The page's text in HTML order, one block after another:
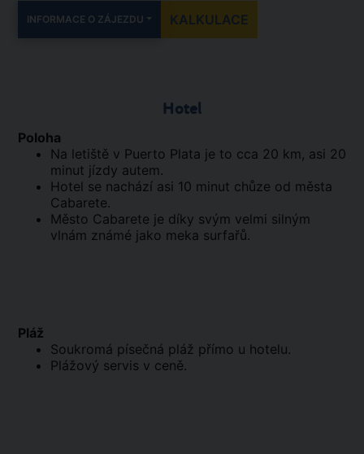
INFORMACE O ZÁJEZDU KALKULACE
Hotel
Poloha
Na letiště v Puerto Plata je to cca 20 km, asi 20
minut jízdy autem.
Hotel se nachází asi 10 minut chůze od města
Cabarete.
Město Cabarete je díky svým velmi silným
vlnám známé jako meka surfařů.
Pláž
Soukromá písečná pláž přímo u hotelu.
Plážový servis v ceně.